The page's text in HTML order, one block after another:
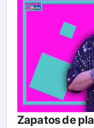
Zapatos de